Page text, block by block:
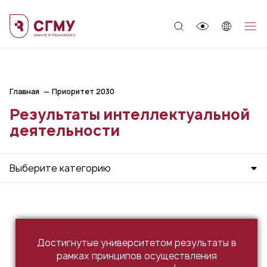
Главная Приоритет 2030
Результаты интеллектуальной
деятельности
Выберите категорию
Достигнутые университетом результаты в
рамках принципов осуществления